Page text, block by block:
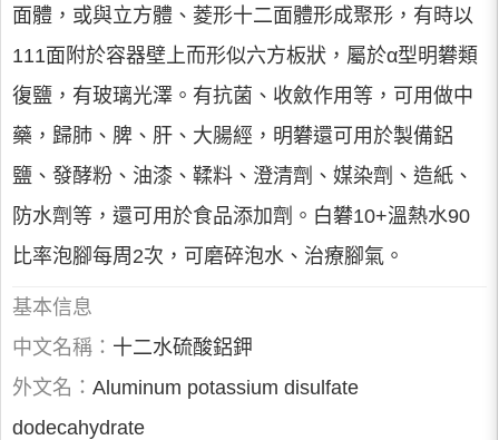
面體，或與立方體、菱形十二面體形成聚形，有時以
111面附於容器壁上而形似六方板狀，屬於α型明礬類
復鹽，有玻璃光澤。有抗菌、收斂作用等，可用做中
藥，歸肺、脾、肝、大腸經，明礬還可用於製備鋁
鹽、發酵粉、油漆、鞣料、澄清劑、媒染劑、造紙、
防水劑等，還可用於食品添加劑。白礬10+溫熱水90
比率泡腳每周2次，可磨碎泡水、治療腳氣。
基本信息
中文名稱： 十二水硫酸鋁鉀
外文名： Aluminum potassium disulfate
dodecahydrate